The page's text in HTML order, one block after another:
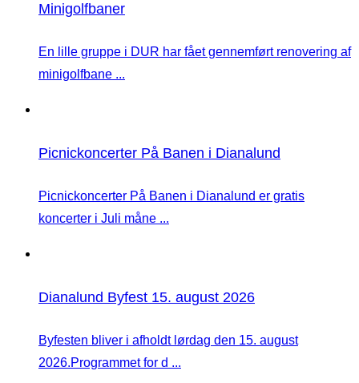
Minigolfbaner
En lille gruppe i DUR har fået gennemført renovering af
minigolfbane ...
Picnickoncerter På Banen i Dianalund
Picnickoncerter På Banen i Dianalund er gratis
koncerter i Juli måne ...
Dianalund Byfest 15. august 2026
Byfesten bliver i afholdt lørdag den 15. august
2026.Programmet for d ...